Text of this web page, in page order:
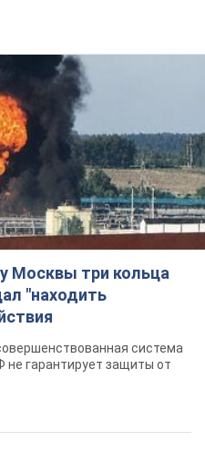
Москвы три кольца
"находить
система
гарантирует защиты от